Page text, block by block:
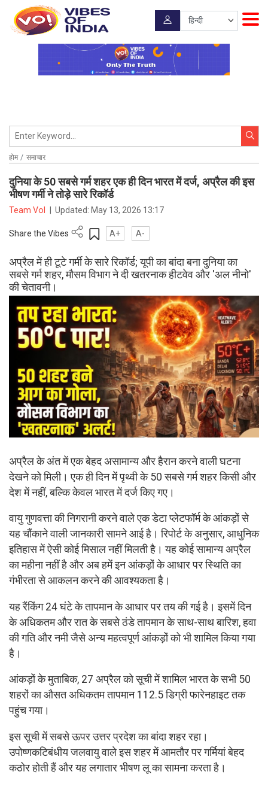
होम समाचार
दुनिया के 50 सबसे गर्म शहर एक ही दिन भारत में दर्ज, अप्रैल की इस
भीषण गर्मी ने तोड़े सारे रिकॉर्ड
Team VoI Updated: May 13, 2026 13:17
Share the Vibes A+ A-
अप्रैल में ही टूटे गर्मी के सारे रिकॉर्ड; यूपी का बांदा बना दुनिया का
सबसे गर्म शहर, मौसम विभाग ने दी खतरनाक हीटवेव और 'अल नीनो'
की चेतावनी।
अप्रैल के अंत में एक बेहद असामान्य और हैरान करने वाली घटना
देखने को मिली। एक ही दिन में पृथ्वी के 50 सबसे गर्म शहर किसी और
देश में नहीं, बल्कि केवल भारत में दर्ज किए गए।
वायु गुणवत्ता की निगरानी करने वाले एक डेटा प्लेटफॉर्म के आंकड़ों से
यह चौंकाने वाली जानकारी सामने आई है। रिपोर्ट के अनुसार, आधुनिक
इतिहास में ऐसी कोई मिसाल नहीं मिलती है। यह कोई सामान्य अप्रैल
का महीना नहीं है और अब हमें इन आंकड़ों के आधार पर स्थिति का
गंभीरता से आकलन करने की आवश्यकता है।
यह रैंकिंग 24 घंटे के तापमान के आधार पर तय की गई है। इसमें दिन
के अधिकतम और रात के सबसे ठंडे तापमान के साथ-साथ बारिश, हवा
की गति और नमी जैसे अन्य महत्वपूर्ण आंकड़ों को भी शामिल किया गया
है।
आंकड़ों के मुताबिक, 27 अप्रैल को सूची में शामिल भारत के सभी 50
शहरों का औसत अधिकतम तापमान 112.5 डिग्री फारेनहाइट तक
पहुंच गया।
इस सूची में सबसे ऊपर उत्तर प्रदेश का बांदा शहर रहा।
उपोष्णकटिबंधीय जलवायु वाले इस शहर में आमतौर पर गर्मियां बेहद
कठोर होती हैं और यह लगातार भीषण लू का सामना करता है।